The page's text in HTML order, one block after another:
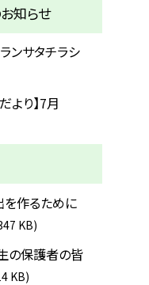
知らせ
ンサタチラシ
より】7月
作るために
KB)
の保護者の皆
KB)